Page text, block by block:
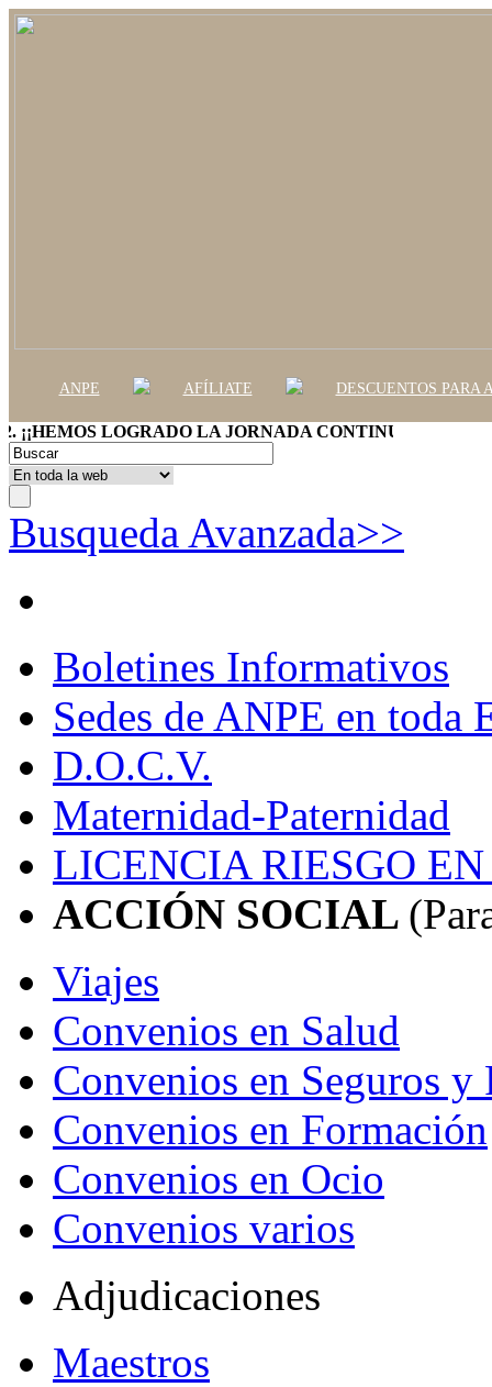
ANPE AFÍLIATE DESCUENTOS PARA
LOGRADO LA JORNADA CONTINUA!!
Busqueda Avanzada>>
Boletines Informativos
Sedes de ANPE en toda
D.O.C.V.
Maternidad-Paternidad
LICENCIA RIESGO
ACCIÓN SOCIAL
Viajes
Convenios en Salud
Convenios en Seguros y
Convenios en Formación
Convenios en Ocio
Convenios varios
Adjudicaciones
Maestros